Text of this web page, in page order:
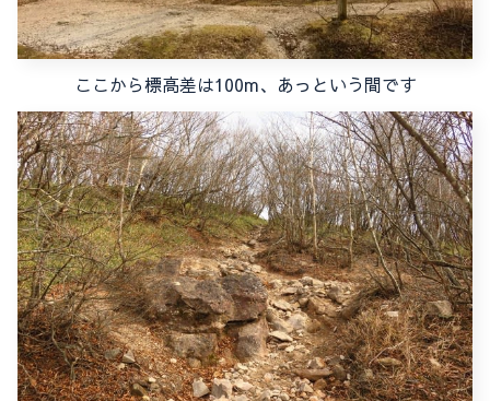
ここから標高差は100m、あっという間です